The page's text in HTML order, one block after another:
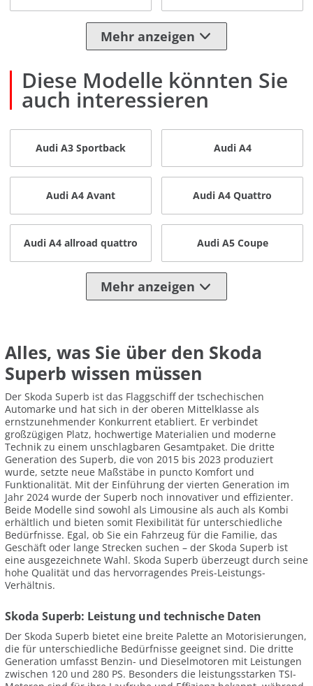
Mehr anzeigen
Diese Modelle könnten Sie
auch interessieren
Audi A3 Sportback Audi A4
Audi A4 Avant Audi A4 Quattro
Audi A4 allroad quattro Audi A5 Coupe
Mehr anzeigen
Alles, was Sie über den Skoda
Superb wissen müssen
Der Skoda Superb ist das Flaggschiff der tschechischen
Automarke und hat sich in der oberen Mittelklasse als
ernstzunehmender Konkurrent etabliert. Er verbindet
großzügigen Platz, hochwertige Materialien und moderne
Technik zu einem unschlagbaren Gesamtpaket. Die dritte
Generation des Superb, die von 2015 bis 2023 produziert
wurde, setzte neue Maßstäbe in puncto Komfort und
Funktionalität. Mit der Einführung der vierten Generation im
Jahr 2024 wurde der Superb noch innovativer und effizienter.
Beide Modelle sind sowohl als Limousine als auch als Kombi
erhältlich und bieten somit Flexibilität für unterschiedliche
Bedürfnisse. Egal, ob Sie ein Fahrzeug für die Familie, das
Geschäft oder lange Strecken suchen – der Skoda Superb ist
eine ausgezeichnete Wahl. Skoda Superb überzeugt durch seine
hohe Qualität und das hervorragendes Preis-Leistungs-
Verhältnis.
Skoda Superb: Leistung und technische Daten
Der Skoda Superb bietet eine breite Palette an Motorisierungen,
die für unterschiedliche Bedürfnisse geeignet sind. Die dritte
Generation umfasst Benzin- und Dieselmotoren mit Leistungen
zwischen 120 und 280 PS. Besonders die leistungsstarken TSI-